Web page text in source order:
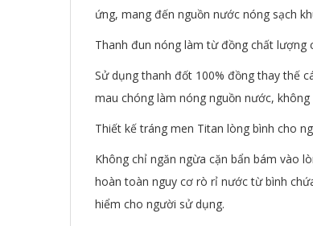
ứng, mang đến nguồn nước nóng sạch
Thanh đun nóng làm từ đồng chất lượng
Sử dụng thanh đốt 100% đồng thay thế
mau chóng làm nóng nguồn nước,
Thiết kế tráng men Titan lòng bình cho
Không chỉ ngăn ngừa cặn bẩn bám vào
hoàn toàn nguy cơ rò rỉ nước từ bình
hiểm cho người sử dụng.